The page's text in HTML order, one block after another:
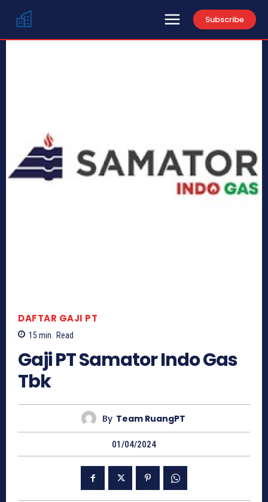
Subscribe
DAFTAR GAJI PT
15 min. Read
Gaji PT Samator Indo Gas
Tbk
By Team RuangPT
01/04/2024